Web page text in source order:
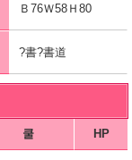
Ｂ76Ｗ58Ｈ80
?書?書道
쿨 HP